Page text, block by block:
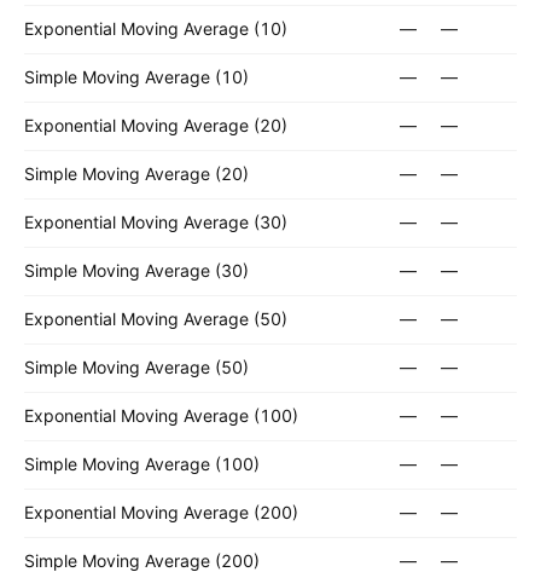
Exponential Moving Average (10) — —
Simple Moving Average (10) — —
Exponential Moving Average (20) — —
Simple Moving Average (20) — —
Exponential Moving Average (30) — —
Simple Moving Average (30) — —
Exponential Moving Average (50) — —
Simple Moving Average (50) — —
Exponential Moving Average (100) — —
Simple Moving Average (100) — —
Exponential Moving Average (200) — —
Simple Moving Average (200) — —